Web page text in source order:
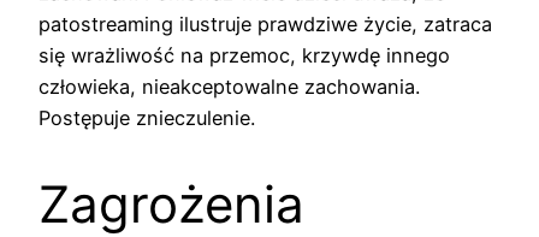
patostreaming ilustruje prawdziwe życie, zatraca
się wrażliwość na przemoc, krzywdę innego
człowieka, nieakceptowalne zachowania.
Postępuje znieczulenie.
Zagrożenia